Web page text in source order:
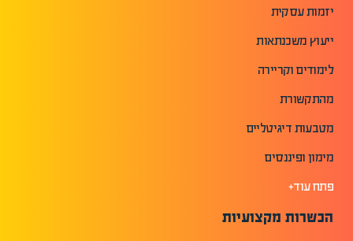
יזמות עסקית
ייעוץ משכנתאות
לימודים וקריירה
מהתקשורת
מטבעות דיגיטליים
מימון ופיננסים
פתח עוד+
הכשרות מקצועיות